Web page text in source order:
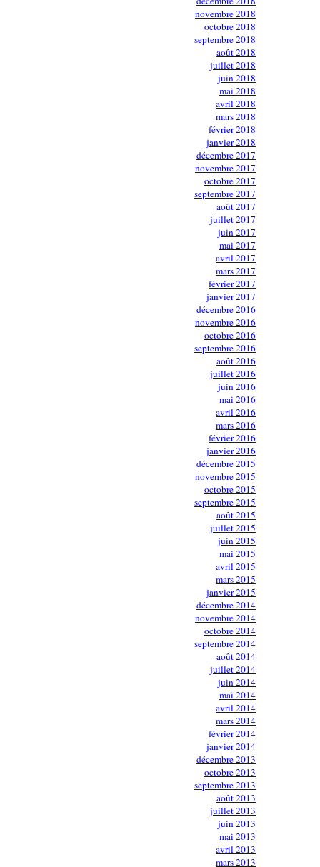
novembre 2018
octobre 2018
septembre 2018
août 2018
juillet 2018
juin 2018
mai 2018
avril 2018
mars 2018
février 2018
janvier 2018
décembre 2017
novembre 2017
octobre 2017
septembre 2017
août 2017
juillet 2017
juin 2017
mai 2017
avril 2017
mars 2017
février 2017
janvier 2017
décembre 2016
novembre 2016
octobre 2016
septembre 2016
août 2016
juillet 2016
juin 2016
mai 2016
avril 2016
mars 2016
février 2016
janvier 2016
décembre 2015
novembre 2015
octobre 2015
septembre 2015
août 2015
juillet 2015
juin 2015
mai 2015
avril 2015
mars 2015
janvier 2015
décembre 2014
novembre 2014
octobre 2014
septembre 2014
août 2014
juillet 2014
juin 2014
mai 2014
avril 2014
mars 2014
février 2014
janvier 2014
décembre 2013
octobre 2013
septembre 2013
août 2013
juillet 2013
juin 2013
mai 2013
avril 2013
mars 2013